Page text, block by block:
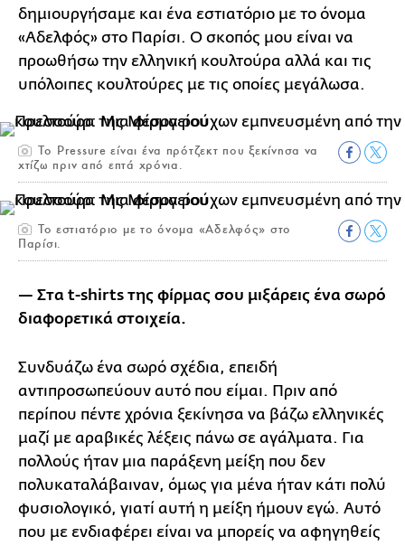
δημιουργήσαμε και ένα εστιατόριο με το όνομα
«Αδελφός» στο Παρίσι. Ο σκοπός μου είναι να
προωθήσω την ελληνική κουλτούρα αλλά και τις
υπόλοιπες κουλτούρες με τις οποίες μεγάλωσα.
Το Pressure είναι ένα πρότζεκτ που ξεκίνησα να
χτίζω πριν από επτά χρόνια.
To εστιατόριο με το όνομα «Αδελφός» στο
Παρίσι.
— Στα t-shirts της φίρμας σου μιξάρεις ένα σωρό
διαφορετικά στοιχεία.
Συνδυάζω ένα σωρό σχέδια, επειδή
αντιπροσωπεύουν αυτό που είμαι. Πριν από
περίπου πέντε χρόνια ξεκίνησα να βάζω ελληνικές
μαζί με αραβικές λέξεις πάνω σε αγάλματα. Για
πολλούς ήταν μια παράξενη μείξη που δεν
πολυκαταλάβαιναν, όμως για μένα ήταν κάτι πολύ
φυσιολογικό, γιατί αυτή η μείξη ήμουν εγώ. Αυτό
που με ενδιαφέρει είναι να μπορείς να αφηγηθείς